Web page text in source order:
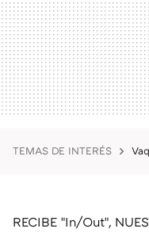
TEMAS DE INTERÉS
RECIBE "In/Out",